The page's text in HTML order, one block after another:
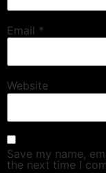
Email *
Website
Save my name,
the next time I